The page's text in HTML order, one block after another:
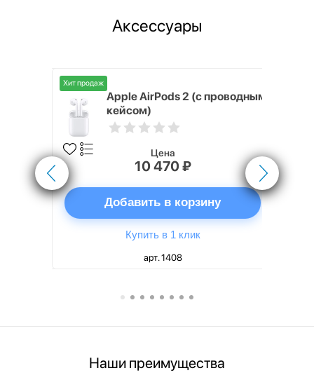
Аксессуары
Хит продаж
Apple AirPods 2 (с проводным
кейсом)
Цена
10 470 ₽
Добавить в корзину
Купить в 1 клик
арт. 1408
Наши преимущества